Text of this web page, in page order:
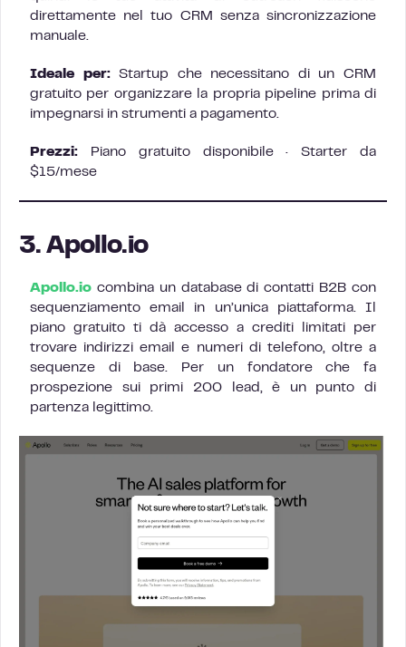
direttamente nel tuo CRM senza sincronizzazione
manuale.
Ideale per:Startup che necessitano di un CRM
gratuito per organizzare la propria pipeline prima di
impegnarsi in strumenti a pagamento.
Prezzi: Piano gratuito disponibile · Starter da
$15/mese
3. Apollo.io
Apollo.io combina un database di contatti B2B con
sequenziamento email in un’unica piattaforma. Il
piano gratuito ti dà accesso a crediti limitati per
trovare indirizzi email e numeri di telefono, oltre a
sequenze di base. Per un fondatore che fa
prospezione sui primi 200 lead, è un punto di
partenza legittimo.